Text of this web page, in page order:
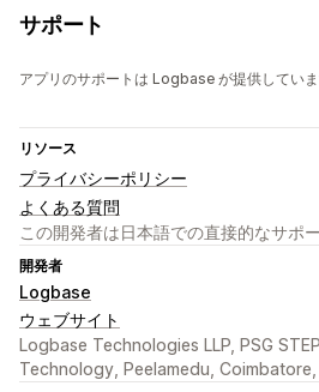
サポート
アプリのサポートは Logbase が提供していま
リソース
プライバシーポリシー
よくある質問
この開発者は日本語での直接的なサポ
開発者
Logbase
ウェブサイト
Logbase Technologies LLP, PSG
Technology, Peelamedu,